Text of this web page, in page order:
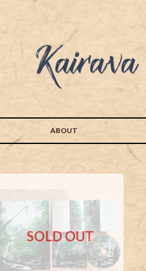
ABOUT
SOLD OUT